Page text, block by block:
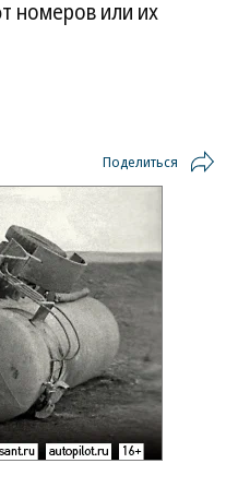
номеров или их
Поделиться